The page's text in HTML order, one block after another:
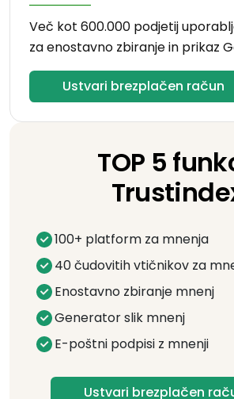
Več kot 600.000 podjetij
za enostavno zbiranje in prikaz
Ustvari brezplačen račun
TOP 5
100+ platform za mnenja
40 čudovitih vtičnikov za
Enostavno zbiranje mnenj
Generator slik mnenj
E-poštni podpisi z mnenji
Ustvari brezplačen